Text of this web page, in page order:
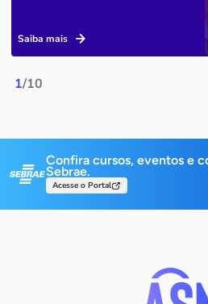
1/10
Saiba mais
Confira cursos, eventos e
Sebrae.
Acesse o Portal